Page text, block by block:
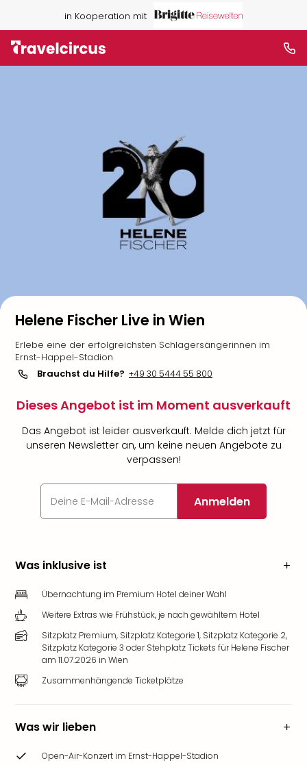
in Kooperation mit
Helene Fischer Live in Wien
Erlebe eine der erfolgreichsten Schlagersängerinnen im
Ernst-Happel-Stadion
Brauchst du Hilfe? +49 30 5444 55 800
Dieses Angebot ist im Moment ausverkauft
Das Angebot ist leider ausverkauft. Melde dich jetzt für
unseren Newsletter an, um keine neuen Angebote zu
verpassen!
Anmelden
Was inklusive ist
Übernachtung im Premium Hotel deiner Wahl
Weitere Extras wie Frühstück, je nach gewähltem Hotel
Sitzplatz Premium, Sitzplatz Kategorie 1, Sitzplatz Kategorie 2,
Sitzplatz Kategorie 3 oder Stehplatz Tickets für Helene Fischer
am 11.07.2026 in Wien
Zusammenhängende Ticketplätze
Was wir lieben
Open-Air-Konzert im Ernst-Happel-Stadion